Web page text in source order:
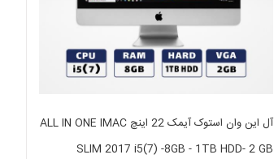
آل این وان استوک آیمک 22 اینچ ALL IN ONE IMAC
SLIM 2017 i5(7) -8GB - 1TB HDD- 2 GB